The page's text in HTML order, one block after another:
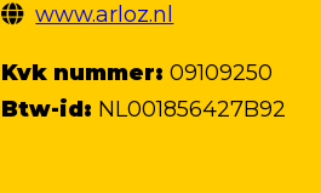
www.arloz.nl
Kvk nummer: 09109250
Btw-id: NL001856427B92